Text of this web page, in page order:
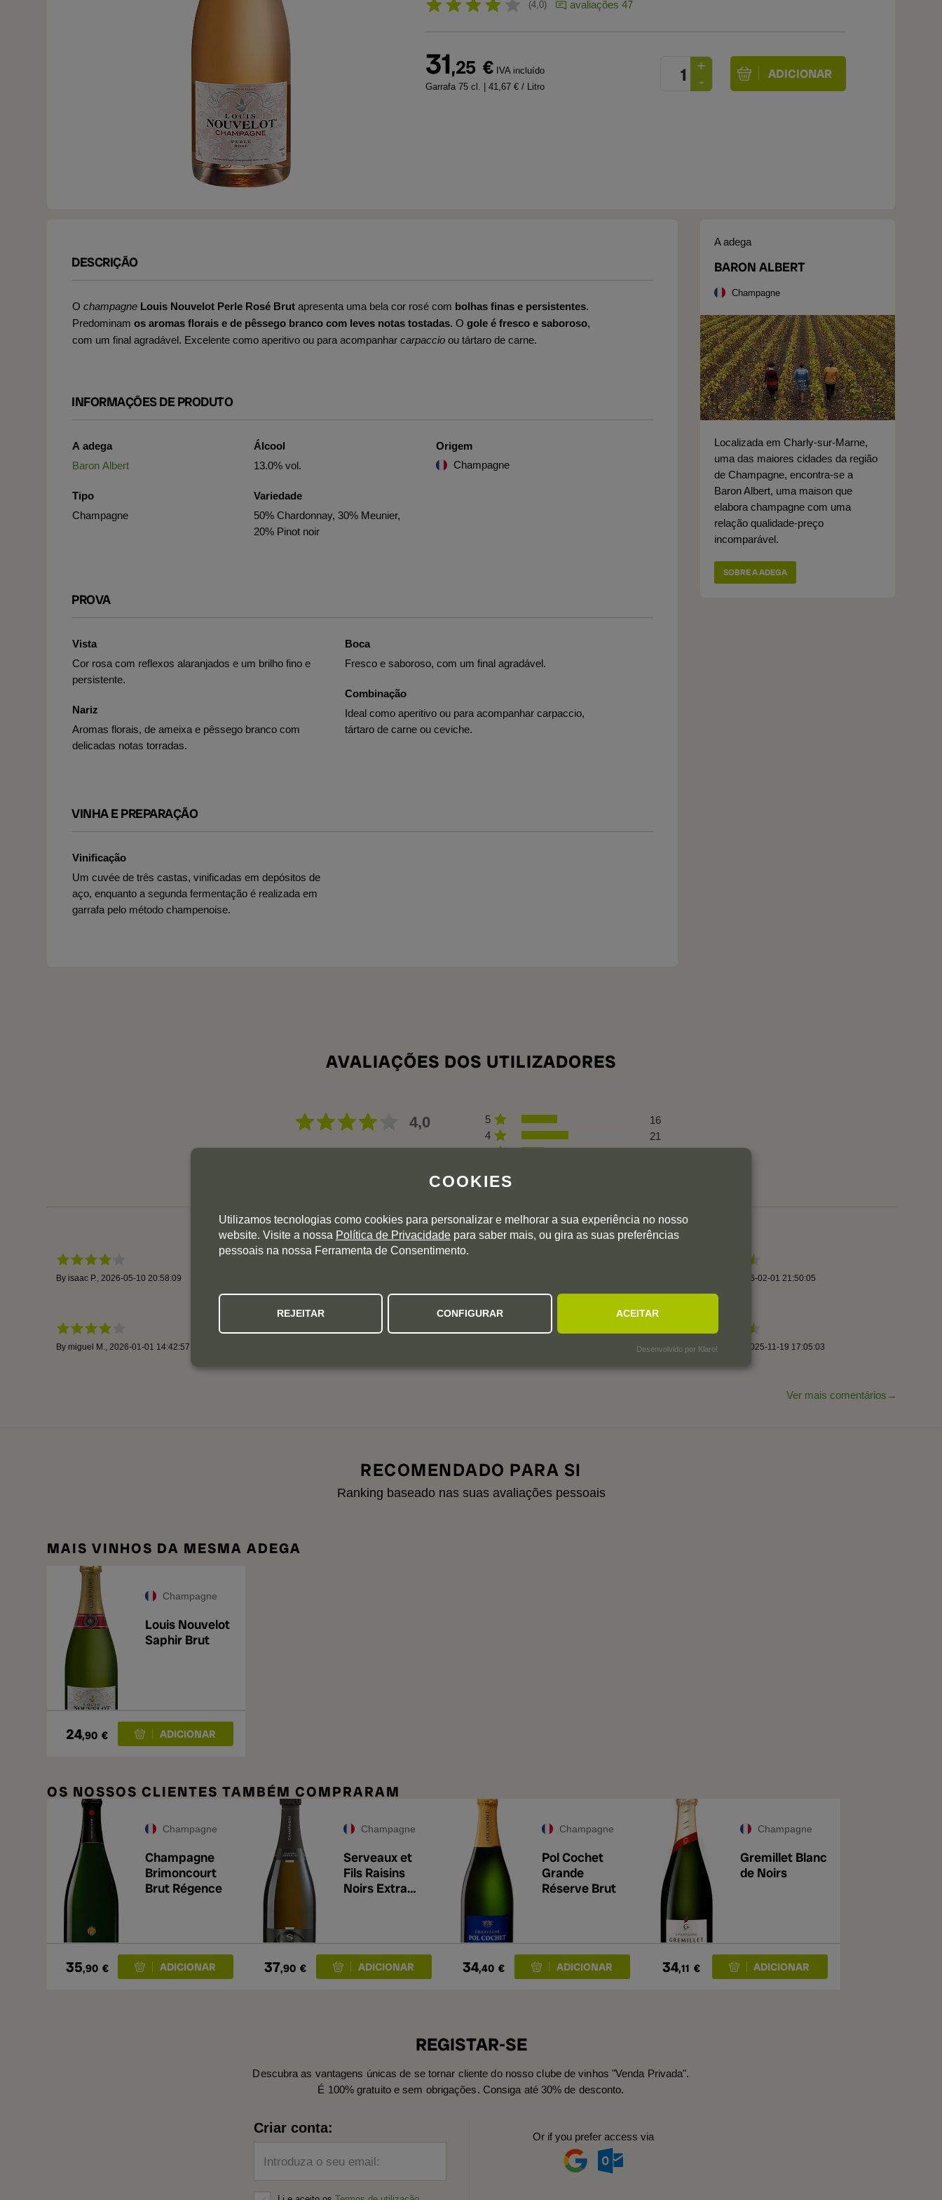
4,0 avaliações 47
31,25 € IVA incluído
Garrafa 75 cl. | 41,67 € / Litro
DESCRIÇÃO
O champagne Louis Nouvelot Perle Rosé Brut apresenta uma bela cor rosé com bolhas finas e persistentes.
Predominam os aromas florais e de pêssego branco com leves notas tostadas. O gole é fresco e saboroso,
com um final agradável. Excelente como aperitivo ou para acompanhar carpaccio ou tártaro de carne.
INFORMAÇÕES DE PRODUTO
A adega
Baron Albert
Tipo
Champagne
Álcool
13.0% vol.
Variedade
50% Chardonnay, 30% Meunier,
20% Pinot noir
Origem
Champagne
PROVA
Vista
Cor rosa com reflexos alaranjados e um brilho fino e
persistente.
Nariz
Aromas florais, de ameixa e pêssego branco com
delicadas notas torradas.
Boca
Fresco e saboroso, com um final agradável.
Combinação
Ideal como aperitivo ou para acompanhar carpaccio,
tártaro de carne ou ceviche.
VINHA E PREPARAÇÃO
Vinificação
Um cuvée de três castas, vinificadas em depósitos de
aço, enquanto a segunda fermentação é realizada em
garrafa pelo método champenoise.
A adega
BARON ALBERT
Champagne
Localizada em Charly-sur-Marne,
uma das maiores cidades da região
de Champagne, encontra-se a
Baron Albert, uma maison que
elabora champagne com uma
relação qualidade-preço
incomparável.
SOBRE A ADEGA
AVALIAÇÕES DOS UTILIZADORES
4,0 5
16
4
21
3
By isaac P., 2026-05-10 20:58:09 2026-02-01 21:50:05
By miguel M., 2026-01-01 14:42:57 Byignacio B. 2025-11-19 17:05:03
Ver mais comentários
RECOMENDADO PARA SI
Ranking baseado nas suas avaliações pessoais
MAIS VINHOS DA MESMA ADEGA
Champagne
Louis Nouvelot
Saphir Brut
24,90 €
OS NOSSOS CLIENTES TAMBÉM COMPRARAM
Champagne
Champagne
Brimoncourt
Brut Régence
35,90 €
Champagne
Serveaux et
Fils Raisins
Noirs Extra
37,90 €
Champagne
Pol Cochet
Grande
Réserve Brut
34,40 €
Champagne
Gremillet Blanc
de Noirs
34,11 €
REGISTAR-SE
Descubra as vantagens únicas de se tornar cliente do nosso clube de vinhos "Venda Privada".
É 100% gratuito e sem obrigações. Consiga até 30% de desconto.
Criar conta:
Introduza o seu email:
Or if you prefer access via
COOKIES
Utilizamos tecnologias como cookies para personalizar e melhorar a sua experiência no nosso
website. Visite a nossa Política de Privacidade para saber mais, ou gira as suas preferências
pessoais na nossa Ferramenta de Consentimento.
REJEITAR CONFIGURAR ACEITAR
Desenvolvido por Klaro!